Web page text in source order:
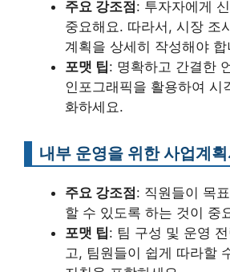
주요 강조점: 투자자에게
중요해요. 따라서, 시장 조
계획을 상세히 작성해야 합
포맷 팁: 명확하고 간결한
인포그래픽을 활용하여 시
화하세요.
내부 운영을 위한 사업계획
주요 강조점: 직원들이 목
할 수 있도록 하는 것이 중
포맷 팁: 팀 구성 및 운영
고, 팀원들이 쉽게 따라할